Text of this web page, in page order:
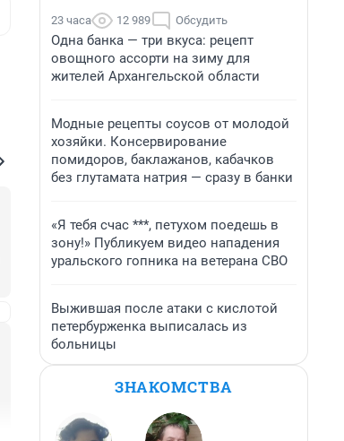
23 часа 12 989 Обсудить
Одна банка — три вкуса: рецепт
овощного ассорти на зиму для
жителей Архангельской области
Модные рецепты соусов от молодой
хозяйки. Консервирование
помидоров, баклажанов, кабачков
без глутамата натрия — сразу в банки
«Я тебя счас ***, петухом поедешь в
зону!» Публикуем видео нападения
уральского гопника на ветерана СВО
Выжившая после атаки с кислотой
петербурженка выписалась из
больницы
ЗНАКОМСТВА